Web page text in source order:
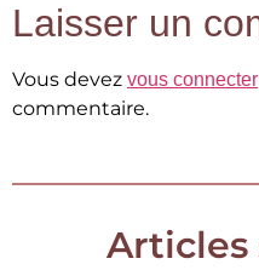
Laisser un
Vous devez vous connecter
commentaire.
Articles